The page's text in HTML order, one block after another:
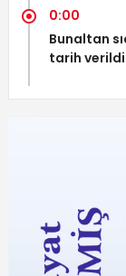
0:00
Bunaltan
tarih verildi